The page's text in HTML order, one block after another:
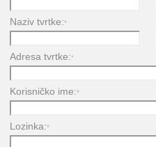
Naziv tvrtke:*
Adresa tvrtke:*
Korisničko ime:*
Lozinka:*